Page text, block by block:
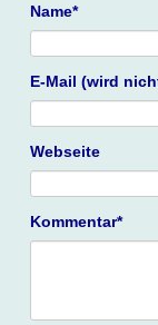
Pflichtfeld
Name*
Pflichtfeld
E-Mail (wird
Webseite
Pflichtfeld
Kommentar*